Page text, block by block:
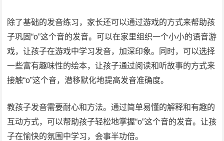
除了基础的发音练习，家长还可以通过游戏的方式来帮助孩
子巩固“o”这个音的发音。可以在家里组织一个小小的语音游
戏，让孩子在游戏中学习发音，加深印象。同时，可以选择
一些富有趣味性的绘本，让孩子通过阅读和听故事的方式来
接触“o”这个音，潜移默化地提高发音准确度。
教孩子发音需要耐心和方法。通过简单易懂的解释和有趣的
互动方式，可以帮助孩子轻松地掌握“o”这个音的发音。让孩
子在愉快的氛围中学习，会事半功倍。